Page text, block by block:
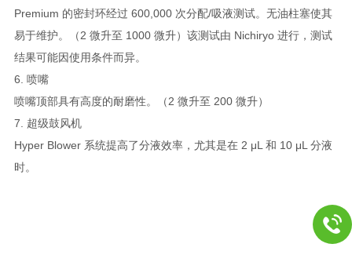
Premium 的密封环经过 600,000 次分配/吸液测试。无油柱塞使其
易于维护。（2 微升至 1000 微升）该测试由 Nichiryo 进行，测试
结果可能因使用条件而异。
6. 喷嘴
喷嘴顶部具有高度的耐磨性。（2 微升至 200 微升）
7. 超级鼓风机
Hyper Blower 系统提高了分液效率，尤其是在 2 μL 和 10 μL 分液
时。